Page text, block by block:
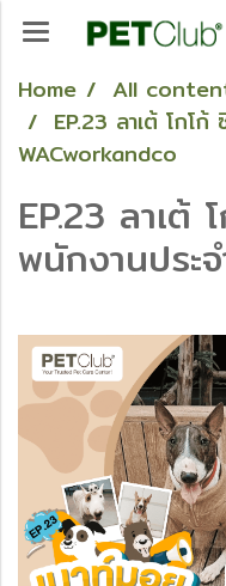
Home All
EP.23 ลาเต้ โกโ
WACworkandco
EP.23 ลาเต้
พนักงานประ